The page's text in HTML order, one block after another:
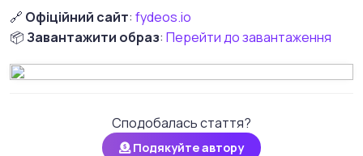
🔗 Офіційний сайт: fydeos.io
📦Завантажити образ: Перейти до завантаження
Сподобалась стаття?
Подякуйте автору